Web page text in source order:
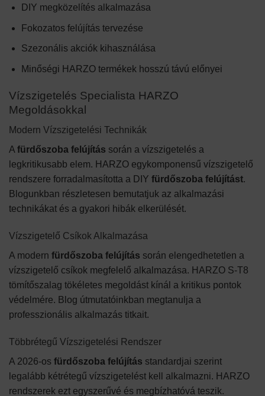
DIY megközelítés alkalmazása
Fokozatos felújítás tervezése
Szezonális akciók kihasználása
Minőségi HARZO termékek hosszú távú előnyei
Vízszigetelés Specialista HARZO
Megoldásokkal
Modern Vízszigetelési Technikák
A fürdőszoba felújítás során a vízszigetelés a
legkritikusabb elem. HARZO egykomponensű vízszigetelő
rendszere forradalmasította a DIY fürdőszoba felújítást.
Blogunkban részletesen bemutatjuk az alkalmazási
technikákat és a gyakori hibák elkerülését.
Vízszigetelő Csíkok Alkalmazása
A modern fürdőszoba felújítás során elengedhetetlen a
vízszigetelő csíkok megfelelő alkalmazása. HARZO S-T8
tömítőszalag tökéletes megoldást kínál a kritikus pontok
védelmére. Blog útmutatóinkban megtanulja a
professzionális alkalmazás titkait.
Többrétegű Vízszigetelési Rendszer
A 2026-os fürdőszoba felújítás standardjai szerint
legalább kétrétegű vízszigetelést kell alkalmazni. HARZO
rendszerek ezt egyszerűvé és megbízhatóvá teszik.